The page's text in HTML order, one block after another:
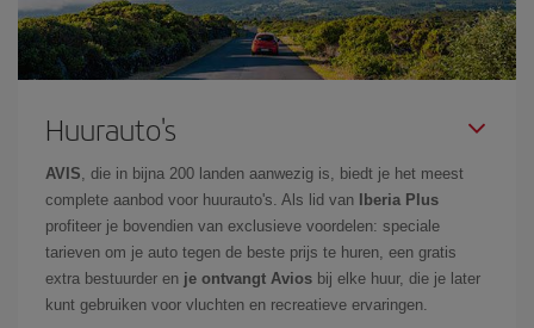
Huurauto's
AVIS , die in bijna 200 landen aanwezig is, biedt je het meest
complete aanbod voor huurauto's. Als lid van
Iberia Plus
profiteer je bovendien van exclusieve voordelen: speciale
tarieven om je auto tegen de beste prijs te huren, een gratis
extra bestuurder en je ontvangt Avios bij elke huur, die je later
kunt gebruiken voor vluchten en recreatieve ervaringen.